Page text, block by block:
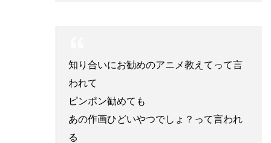
知り合いにお勧めのアニメ教えてって言
われて
ピンポン勧めても
あの作画ひどいやつでしょ？って言われ
る